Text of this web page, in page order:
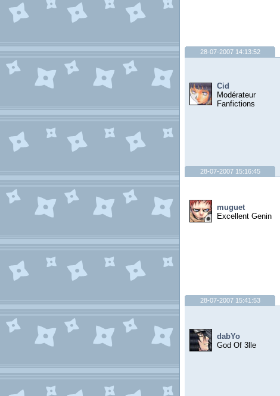
28-07-2007 14:13:52
Cid
Modérateur
Fanfictions
28-07-2007 15:16:45
muguet
Excellent Genin
28-07-2007 15:41:53
dabYo
God Of 3lle